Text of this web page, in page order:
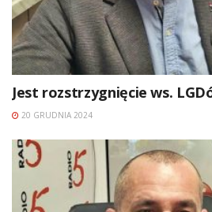
Jest rozstrzygnięcie ws.
20 GRUDNIA 2024